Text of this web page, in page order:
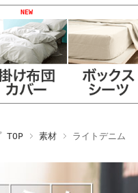
NEW
TOP 素材 ライトデニム